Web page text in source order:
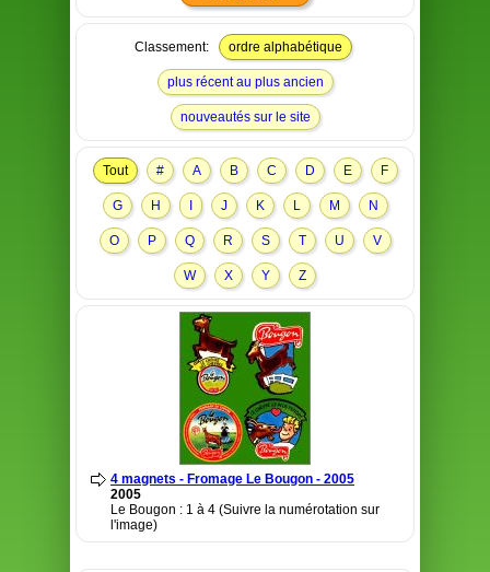
Classement: ordre alphabétique
plus récent au plus ancien
nouveautés sur le site
Tout # A B C D E F
G H J K L M N
O P Q R S T U V
W X Y Z
4 magnets - Fromage Le Bougon - 2005
2005
Le Bougon : 1 à 4 (Suivre la numérotation sur
l'image)